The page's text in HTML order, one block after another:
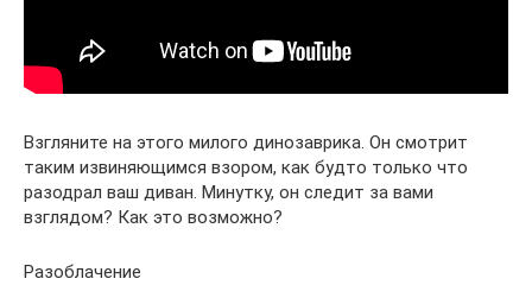
Взгляните на этого милого динозаврика. Он смотрит
таким извиняющимся взором, как будто только что
разодрал ваш диван. Минутку, он следит за вами
взглядом? Как это возможно?
Разоблачение